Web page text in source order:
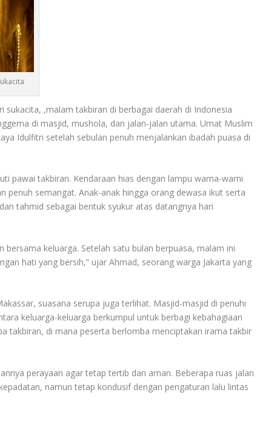
,malam takbiran di berbagai daerah di Indonesia
di masjid, mushola, dan jalan-jalan utama. Umat Muslim
Idulfitri setelah sebulan penuh menjalankan ibadah puasa di
pawai takbiran. Kendaraan hias dengan lampu warna-warni
penuh semangat. Anak-anak hingga orang dewasa ikut serta
tahmid sebagai bentuk syukur atas datangnya hari
keluarga. Setelah satu bulan berpuasa, malam ini
hati yang bersih,” ujar Ahmad, seorang warga Jakarta yang
suasana serupa juga terlihat. Masjid-masjid di penuhi
keluarga-keluarga berkumpul untuk berbagi kebahagiaan
takbiran, di mana peserta berlomba menciptakan irama takbir
perayaan agar tetap tertib dan aman. Beberapa ruas jalan
namun tetap kondusif dengan pengaturan lalu lintas